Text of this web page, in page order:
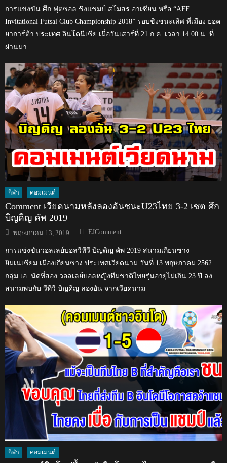
การแข่งขัน ศึก ฟุตซอล ชิงแชมป์ สโมสร อาเซียน หรือ “AFF
Invitational Futsal Club Championship 2018” รอบชิงชนะเลิศ ที่เมือง ยอค
ยาการ์ต้า ประเทศ อินโดนีเซีย เมื่อวันเสาร์ที่ 21 ก.ค. เวลา 14.00 น. ที่
ผ่านมา
กีฬา คอมเมนต์
Comment เวียดนามหลังลองอันชนะU23ไทย 3-2 เซต ศึก
บิญดิญ คัพ 2019
Posted
on
พฤษภาคม 13, 2019 Author
EJComment
การแข่งขันวอลเลย์บอลวีทีวี บิญดิญ คัพ 2019 สนามเกียนซาง
ยิมเนเซียม เมืองเกียนซาง ประเทศเวียดนาม วันที่ 13 พฤษภาคม 2562
กลุ่ม เอ. นัดที่สอง วอลเลย์บอลหญิงทีมชาติไทยรุ่นอายุไม่เกิน 23 ปี ลง
สนามพบกับ วีทีวี บิญดิญ ลองอัน จากเวียดนาม
กีฬา คอมเมนต์